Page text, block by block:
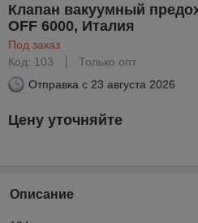
Клапан вакуумный
OFF 6000, Италия
Под заказ
Код: 103
Только опт
Отправка с 23 августа 2026
Цену уточняйте
Описание